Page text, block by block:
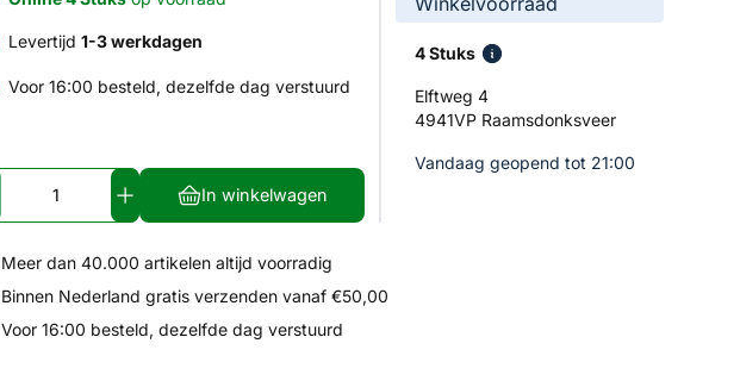
Levertijd 1-3 werkdagen
Voor 16:00 besteld, dezelfde dag verstuurd
In winkelwagen
4 Stuks
Elftweg 4
4941VP Raamsdonksveer
Vandaag geopend tot 21:00
Meer dan 40.000 artikelen altijd voorradig
Binnen Nederland gratis verzenden vanaf €50,00
Voor 16:00 besteld, dezelfde dag verstuurd